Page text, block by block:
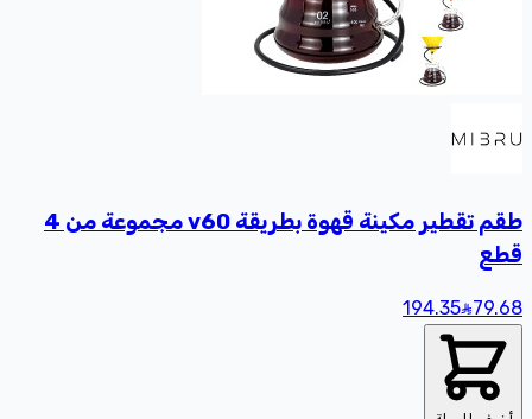
طقم تقطير مكينة قهوة بطريقة v60 مجموعة من 4
قطع
79.68
194.35